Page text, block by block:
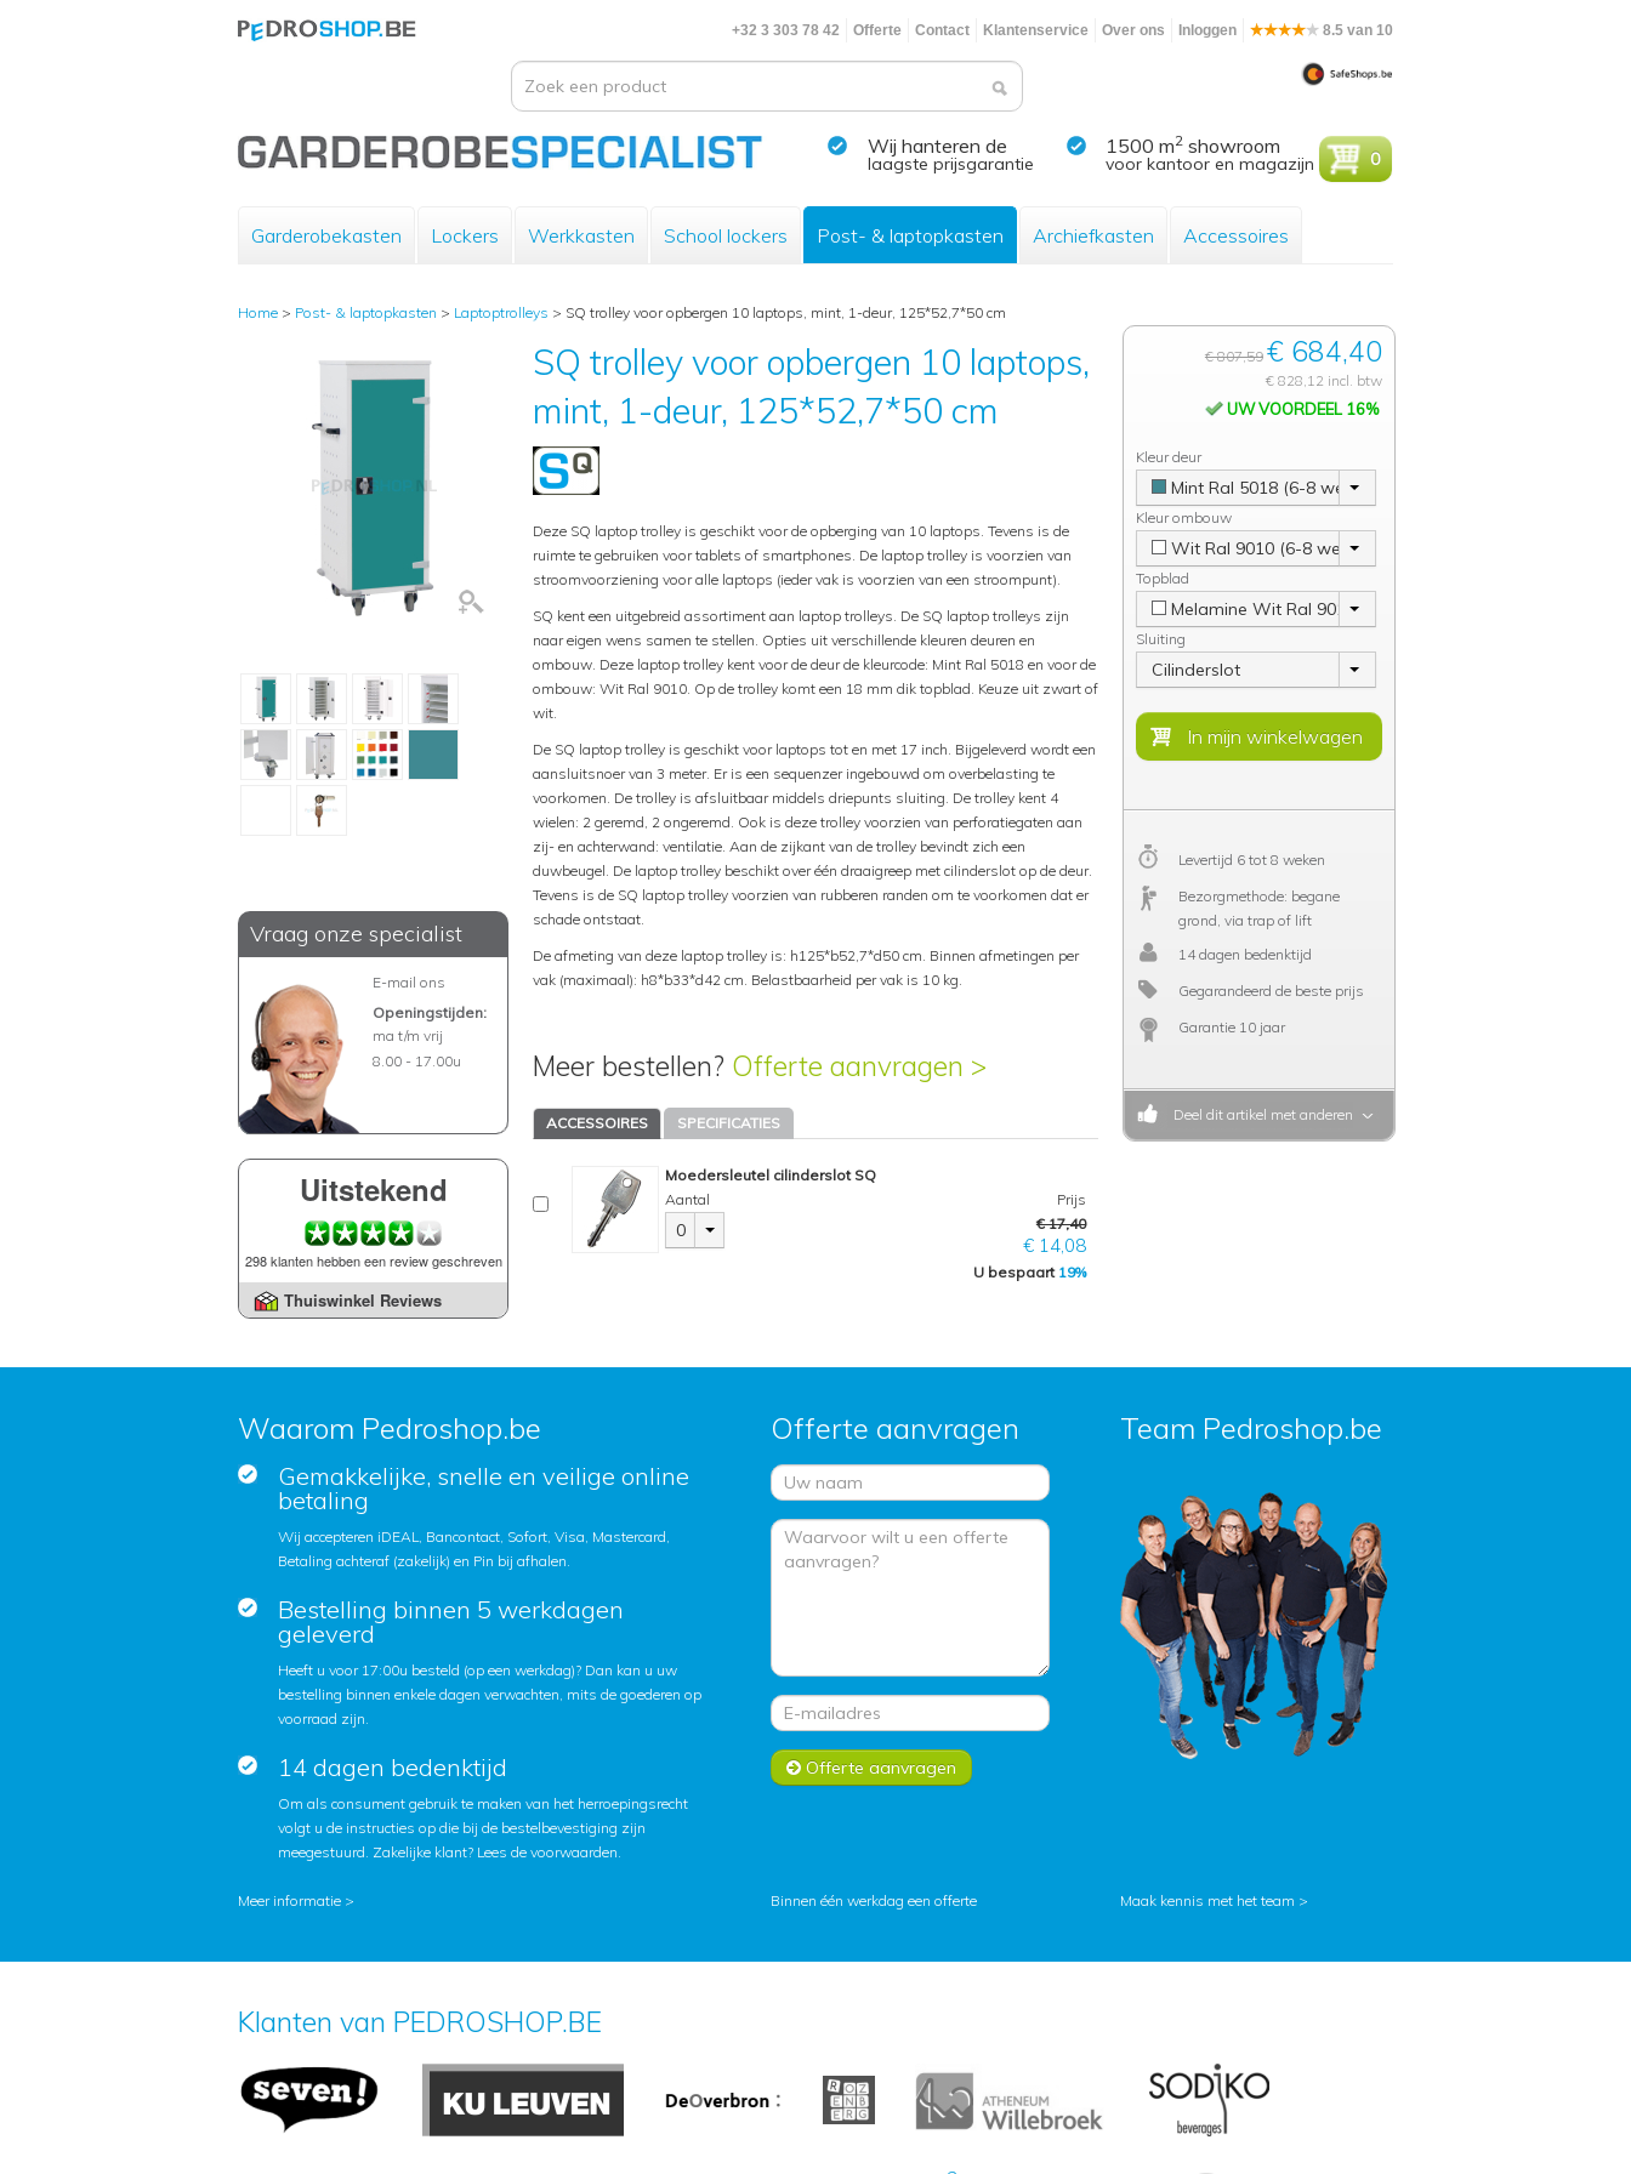
+32 3 303 78 42 Offerte Contact Klantenservice Over ons Inloggen 8.5 van 10
Wij hanteren de
laagste prijsgarantie
1500 m2 showroom
voor kantoor en magazijn 0
Garderobekasten Lockers Werkkasten School lockers Post- & laptopkasten Archiefkasten Accessoires
Home > Post- & laptopkasten > Laptoptrolleys > SQ trolley voor opbergen 10 laptops, mint, 1-deur, 125*52,7*50 cm
Vraag onze specialist
E-mail ons
Openingstijden:
ma t/m vrij
8.00 - 17.00u
Uitstekend
298 klanten hebben een review geschreven
Thuiswinkel Reviews
SQ trolley voor opbergen 10 laptops,
mint, 1-deur, 125*52,7*50 cm
Deze SQ laptop trolley is geschikt voor de opberging van 10 laptops. Tevens is de
ruimte te gebruiken voor tablets of smartphones. De laptop trolley is voorzien van
stroomvoorziening voor alle laptops (ieder vak is voorzien van een stroompunt).
SQ kent een uitgebreid assortiment aan laptop trolleys. De SQ laptop trolleys zijn
naar eigen wens samen te stellen. Opties uit verschillende kleuren deuren en
ombouw. Deze laptop trolley kent voor de deur de kleurcode: Mint Ral 5018 en voor de
ombouw: Wit Ral 9010. Op de trolley komt een 18 mm dik topblad. Keuze uit zwart of
wit.
De SQ laptop trolley is geschikt voor laptops tot en met 17 inch. Bijgeleverd wordt een
aansluitsnoer van 3 meter. Er is een sequenzer ingebouwd om overbelasting te
voorkomen. De trolley is afsluitbaar middels driepunts sluiting. De trolley kent 4
wielen: 2 geremd, 2 ongeremd. Ook is deze trolley voorzien van perforatiegaten aan
zij- en achterwand: ventilatie. Aan de zijkant van de trolley bevindt zich een
duwbeugel. De laptop trolley beschikt over één draaigreep met cilinderslot op de deur.
Tevens is de SQ laptop trolley voorzien van rubberen randen om te voorkomen dat er
schade ontstaat.
De afmeting van deze laptop trolley is: h125*b52,7*d50 cm. Binnen afmetingen per
vak (maximaal): h8*b33*d42 cm. Belastbaarheid per vak is 10 kg.
Meer bestellen? Offerte aanvragen >
ACCESSOIRES SPECIFICATIES
Moedersleutel cilinderslot SQ
Aantal
0
Prijs
€ 17,40
€ 14,08
U bespaart 19%
€ 807,59 € 684,40
€ 828,12 incl. btw
UW VOORDEEL 16%
Kleur deur
Mint Ral 5018 (6-8 weken)
Kleur ombouw
Wit Ral 9010 (6-8 weken)
Topblad
Melamine Wit Ral 9010
Sluiting
Cilinderslot
Levertijd 6 tot 8 weken
Bezorgmethode: begane
grond, via trap of lift
14 dagen bedenktijd
Gegarandeerd de beste prijs
Garantie 10 jaar
Deel dit artikel met anderen
Waarom Pedroshop.be
Gemakkelijke, snelle en veilige online
betaling
Wij accepteren iDEAL, Bancontact, Sofort, Visa, Mastercard,
Betaling achteraf (zakelijk) en Pin bij afhalen.
Bestelling binnen 5 werkdagen
geleverd
Heeft u voor 17:00u besteld (op een werkdag)? Dan kan u uw
bestelling binnen enkele dagen verwachten, mits de goederen op
voorraad zijn.
14 dagen bedenktijd
Om als consument gebruik te maken van het herroepingsrecht
volgt u de instructies op die bij de bestelbevestiging zijn
meegestuurd. Zakelijke klant? Lees de voorwaarden.
Offerte aanvragen
Offerte aanvragen
Team Pedroshop.be
Meer informatie > Binnen één werkdag een offerte Maak kennis met het team >
Klanten van PEDROSHOP.BE